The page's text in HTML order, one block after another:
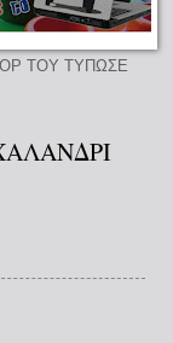
ΤΟΥ ΤΥΠΩΣΕ